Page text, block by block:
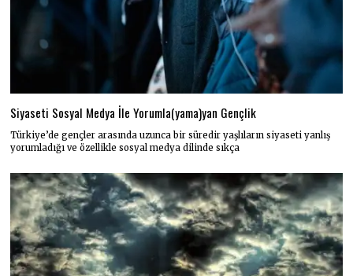
Siyaseti Sosyal Medya İle Yorumla(yama)yan Gençlik
Türkiye’de gençler arasında uzunca bir süredir yaşlıların siyaseti yanlış
yorumladığı ve özellikle sosyal medya dilinde sıkça